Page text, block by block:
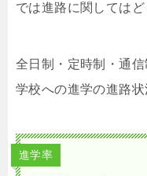
では進路に関してはど
全日制・定時制・通
学校への進学の進路状
進学率